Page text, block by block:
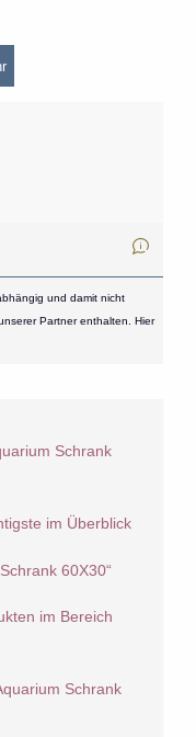
und damit nicht
Partner enthalten. Hier
Schrank
im Überblick
60X30“
im Bereich
Schrank